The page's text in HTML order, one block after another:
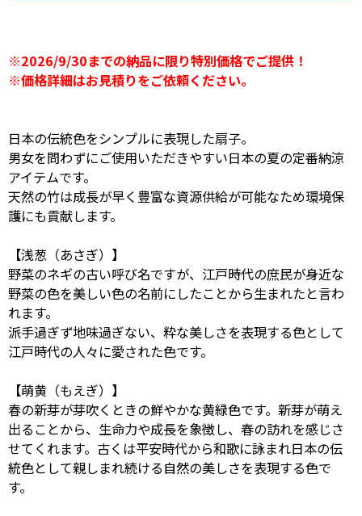
※2026/9/30までの納品に限り特別価格でご提供！
※価格詳細はお見積りをご依頼ください。
日本の伝統色をシンプルに表現した扇子。
男女を問わずにご使用いただきやすい日本の夏の定番納涼
アイテムです。
天然の竹は成長が早く豊富な資源供給が可能なため環境保
護にも貢献します。
【浅葱（あさぎ）】
野菜のネギの古い呼び名ですが、江戸時代の庶民が身近な
野菜の色を美しい色の名前にしたことから生まれたと言わ
れます。
派手過ぎず地味過ぎない、粋な美しさを表現する色として
江戸時代の人々に愛された色です。
【萌黄（もえぎ）】
春の新芽が芽吹くときの鮮やかな黄緑色です。新芽が萌え
出ることから、生命力や成長を象徴し、春の訪れを感じさ
せてくれます。古くは平安時代から和歌に詠まれ日本の伝
統色として親しまれ続ける自然の美しさを表現する色で
す。